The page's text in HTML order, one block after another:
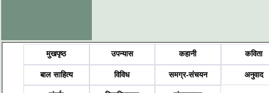
मुखपृष्ठ उपन्यास कहानी कविता
बाल साहित्य विविध समग्र-संचयन अनुवाद